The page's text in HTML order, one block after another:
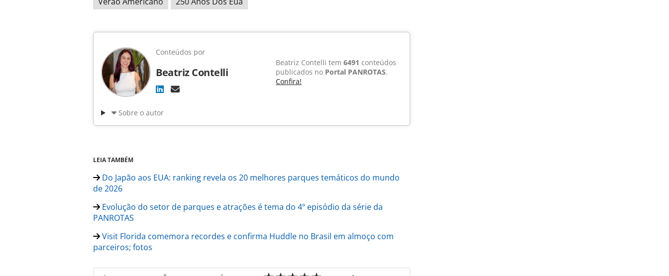
Conteúdos por
Beatriz Contelli
Beatriz Contelli tem 6491 conteúdos
publicados no Portal PANROTAS.
Confira!
Sobre o autor
LEIA TAMBÉM
Do Japão aos EUA: ranking revela os 20 melhores parques temáticos do mundo
de 2026
Evolução do setor de parques e atrações é tema do 4º episódio da série da
PANROTAS
Visit Florida comemora recordes e confirma Huddle no Brasil em almoço com
parceiros; fotos